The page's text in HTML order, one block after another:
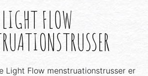
LIGHT FLOW
Light Flow menstruationstrusser er